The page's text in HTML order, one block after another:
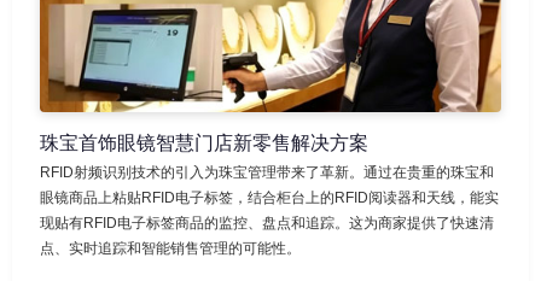
珠宝首饰眼镜智慧门店新零售解决方案
RFID射频识别技术的引入为珠宝管理带来了革新。通过在贵重的珠宝和
眼镜商品上粘贴RFID电子标签，结合柜台上的RFID阅读器和天线，能实
现贴有RFID电子标签商品的监控、盘点和追踪。这为商家提供了快速清
点、实时追踪和智能销售管理的可能性。